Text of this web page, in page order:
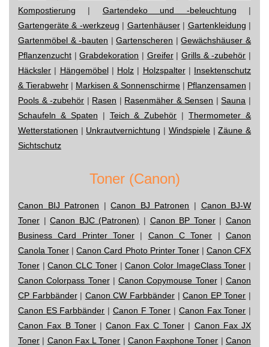
Kompostierung | Gartendeko und -beleuchtung |
Gartengeräte & -werkzeug | Gartenhäuser| Gartenkleidung |
Gartenmöbel & -bauten |Gartenscheren |Gewächshäuser &
Pflanzenzucht |Grabdekoration | Greifer|Grills & -zubehör |
Häcksler | Hängemöbel| Holz | Holzspalter| Insektenschutz
& Tierabwehr | Markisen & Sonnenschirme | Pflanzensamen |
Pools & -zubehör | Rasen | Rasenmäher & Sensen |Sauna |
Schaufeln & Spaten | Teich & Zubehör |Thermometer &
Wetterstationen | Unkrautvernichtung | Windspiele|Zäune &
Sichtschutz
Toner (Canon)
Canon BIJ Patronen |Canon BJ Patronen | Canon BJ-W
Toner |Canon BJC (Patronen) | Canon BP Toner|Canon
Business Card Printer Toner | Canon C Toner |Canon
Canola Toner |Canon Card Photo Printer Toner| Canon CFX
Toner |Canon CLC Toner|Canon Color ImageClass Toner |
Canon Colorpass Toner| Canon Copymouse Toner| Canon
CP Farbbänder| Canon CW Farbbänder |Canon EP Toner |
Canon ES Farbbänder | Canon F Toner | Canon Fax Toner |
Canon Fax B Toner|Canon Fax C Toner | Canon Fax JX
Toner | Canon Fax L Toner | Canon Faxphone Toner |Canon